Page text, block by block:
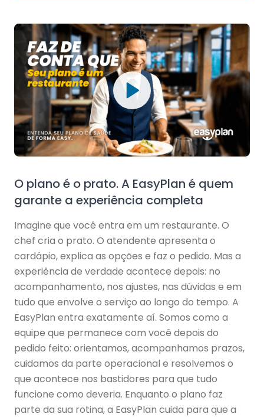
O plano é o prato. A EasyPlan é quem
garante a experiência completa
Imagine que você entra em um restaurante. O
chef cria o prato. O atendente apresenta o
cardápio, explica as opções e faz o pedido. Mas a
experiência de verdade acontece depois: no
acompanhamento, nos ajustes, nas dúvidas e em
tudo que envolve o serviço ao longo do tempo. A
EasyPlan entra exatamente aí. Somos como a
equipe que permanece com você depois do
pedido feito: orientamos, acompanhamos prazos,
cuidamos da parte operacional e resolvemos o
que acontece nos bastidores para que tudo
funcione como deveria. Enquanto o plano faz
parte da sua rotina, a EasyPlan cuida para que a